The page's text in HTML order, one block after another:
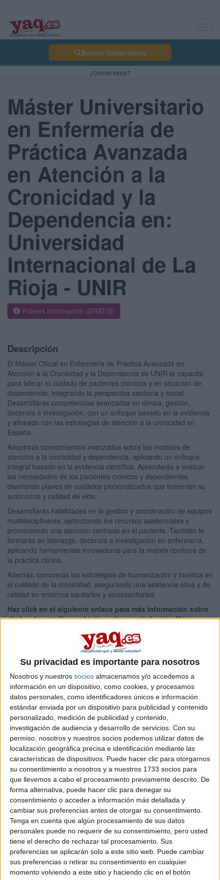
Su privacidad es importante para nosotros
Nosotros y nuestros socios almacenamos y/o accedemos a
información en un dispositivo, como cookies, y procesamos
datos personales, como identificadores únicos e información
estándar enviada por un dispositivo para publicidad y contenido
personalizado, medición de publicidad y contenido,
investigación de audiencia y desarrollo de servicios. Con su
permiso, nosotros y nuestros socios podemos utilizar datos de
localización geográfica precisa e identificación mediante las
características de dispositivos. Puede hacer clic para otorgarnos
su consentimiento a nosotros y a nuestros 1733 socios para
que llevemos a cabo el procesamiento previamente descrito. De
forma alternativa, puede hacer clic para denegar su
consentimiento o acceder a información más detallada y
cambiar sus preferencias antes de otorgar su consentimiento.
Tenga en cuenta que algún procesamiento de sus datos
personales puede no requerir de su consentimiento, pero usted
tiene el derecho de rechazar tal procesamiento. Sus
preferencias se aplicarán solo a este sitio web. Puede cambiar
sus preferencias o retirar su consentimiento en cualquier
momento volviendo a este sitio y haciendo clic en el botón
Buscar titulaciones
¿Dónde estoy?
Máster Universitario
en Enfermería de
Práctica Avanzada
en Atención a la
Cronicidad y la
Dependencia en:
Universidad
Internacional de La
Rioja - UNIR
Pídeles información ¡GRATIS!
Descripción
El Máster Oficial en Enfermería de Práctica Avanzada en
Atención a la Cronicidad y la Dependencia de UNIR te capacita
para liderar el cuidado de pacientes crónicos y en situación de
dependencia, integrando la perspectiva sanitaria y social.
Desarrollarás competencias avanzadas en clínica, gestión,
docencia e investigación, con un enfoque basado en la evidencia
y alineado con las estrategias de atención a la cronicidad en
España.
Adquirirás conocimientos avanzados sobre los modelos de
atención a la cronicidad y dependencia, aplicando un enfoque
integral basado en la evidencia científica. Aprenderás a evaluar
las necesidades de los pacientes crónicos y dependientes,
diseñando planes de cuidados personalizados que fomenten su
autonomía y calidad de vida.
Desarrollarás habilidades en la gestión y coordinación de equipos
multidisciplinares, optimizando los recursos asistenciales y
promoviendo una atención centrada en el paciente. También te
formarás en liderazgo, docencia e investigación en enfermería,
aplicando herramientas innovadoras para la mejora continua de
la práctica clínica.
Además, conocerás las estrategias de humanización y bioética en
el cuidado de la cronicidad, asegurando una asistencia ética y de
calidad en entornos sanitarios y sociosanitarios.
Haz click en el siguiente enlace para más información sobre
el plan de estudios y objetivos de esta titulación:Máster
Universitario en Enfermería de Práctica Avanzada en
Atención a la Cronicidad y la Dependencia
Máster
Modalidad:
Online
Precio:
Consultar precio
Duración:
1 años
Créditos ECTS:
60
Idiomas en los que se
imparte:
Castellano
Centro:
Universidad Internacional
de La Rioja
Tipo de centro:
Universidad Privada
Lugar donde se
imparte:
Online
Dirección:
Avda de la Paz, 137
26006 Logroño
La Rioja